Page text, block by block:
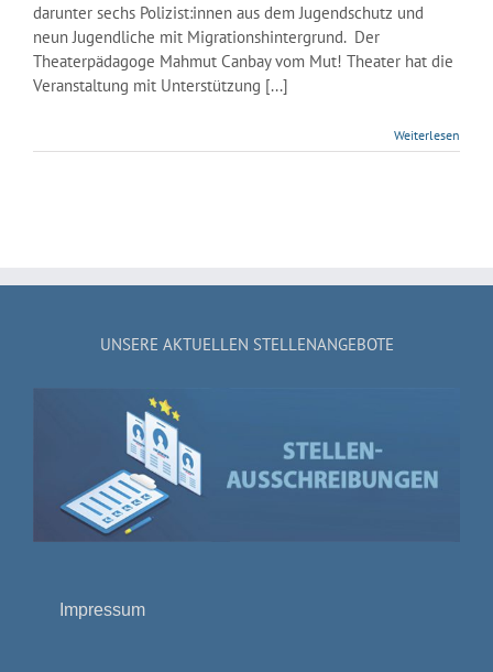
darunter sechs Polizist:innen aus dem Jugendschutz und
neun Jugendliche mit Migrationshintergrund. Der
Theaterpädagoge Mahmut Canbay vom Mut! Theater hat die
Veranstaltung mit Unterstützung [...]
Weiterlesen
UNSERE AKTUELLEN STELLENANGEBOTE
Impressum